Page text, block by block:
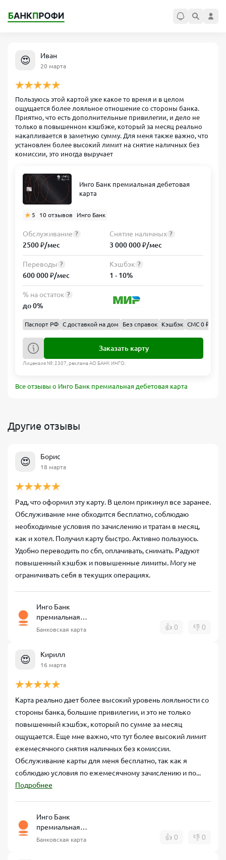
😍 Иван
20 марта
Пользуюсь этой картой уже какое то время и в целом
ощущается более лояльное отношение со стороны банка.
Приятно, что есть дополнительные привилегии, и дело не
только в повышенном кэшбэке, который за месяц реально
накапливается в заметную сумму. Для меня также важно, что
установлен более высокий лимит на снятие наличных без
комиссии, это иногда выручает
Инго Банк премиальная дебетовая
карта
5 10 отзывов Инго Банк
Обслуживание ?
2500 ₽/мес
Снятие наличных ?
3 000 000 ₽/мес
Переводы ?
600 000 ₽/мес
Кэшбэк ?
1 - 10%
% на остаток ?
до 0%
Паспорт РФ С доставкой на дом Без справок Кэшбэк СМС 0 ₽
Заказать карту
Лицензия №: 2307, реклама АО БАНК ИНГО.
Все отзывы о Инго Банк премиальная дебетовая карта
Другие отзывы
😍 Борис
18 марта
Рад, что оформил эту карту. В целом прикинул все заранее.
Обслуживание мне обходится бесплатно, соблюдаю
необходимые условия по зачислению и тратам в месяц,
как и хотел. Получил карту быстро. Активно пользуюсь.
Удобно переводить по сбп, оплачивать, снимать. Радуют
повышенный кэшбэк и повышенные лимиты. Могу не
ограничивать себя в текущих операциях.
Инго Банк
премиальная
дебетовая карта
Банковская карта 👍 0 👎 0
😍 Кирилл
16 марта
Карта реально дает более высокий уровень лояльности со
стороны банка, большие привилегии, и это не только
повышенный кэшбэк, который по сумме за месяц
ощущается. Еще мне важно, что тут более высокий лимит
ежемесячного снятия наличных без комиссии.
Обслуживание карты для меня бесплатно, так как я
соблюдаю условия по ежемесячному зачислению и по...
Подробнее
Инго Банк
премиальная
дебетовая карта
Банковская карта 👍 0 👎 0